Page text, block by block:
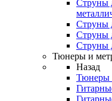
Струны
Струны
Струны
Струны
Тюнеры и
Назад
Тюнеры